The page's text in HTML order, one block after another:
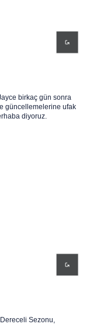
birkaç gün sonra
güncellemelerine ufak
diyoruz.
Sezonu,